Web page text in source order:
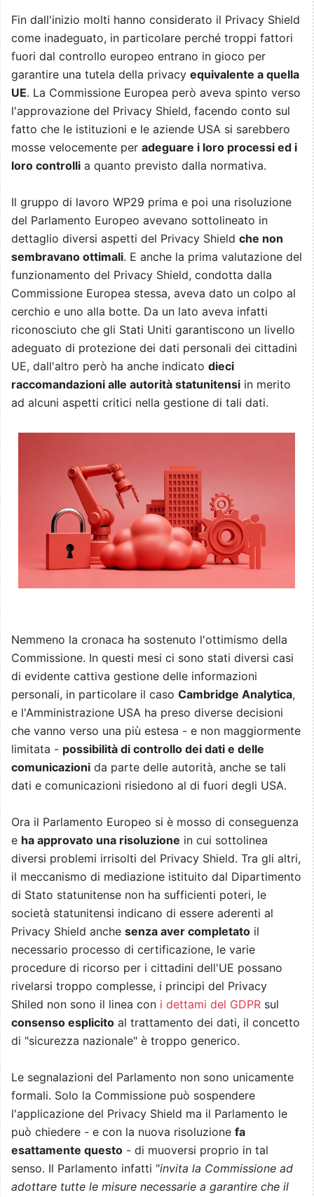
Fin dall'inizio molti hanno considerato il Privacy Shield
come inadeguato, in particolare perché troppi fattori
fuori dal controllo europeo entrano in gioco per
garantire una tutela della privacy equivalente a quella
UE. La Commissione Europea però aveva spinto verso
l'approvazione del Privacy Shield, facendo conto sul
fatto che le istituzioni e le aziende USA si sarebbero
mosse velocemente per adeguare i loro processi ed i
loro controlli a quanto previsto dalla normativa.
Il gruppo di lavoro WP29 prima e poi una risoluzione
del Parlamento Europeo avevano sottolineato in
dettaglio diversi aspetti del Privacy Shield che non
sembravano ottimali. E anche la prima valutazione del
funzionamento del Privacy Shield, condotta dalla
Commissione Europea stessa, aveva dato un colpo al
cerchio e uno alla botte. Da un lato aveva infatti
riconosciuto che gli Stati Uniti garantiscono un livello
adeguato di protezione dei dati personali dei cittadini
UE, dall'altro però ha anche indicato dieci
raccomandazioni alle autorità statunitensi in merito
ad alcuni aspetti critici nella gestione di tali dati.
Nemmeno la cronaca ha sostenuto l'ottimismo della
Commissione. In questi mesi ci sono stati diversi casi
di evidente cattiva gestione delle informazioni
personali, in particolare il caso Cambridge Analytica,
e l'Amministrazione USA ha preso diverse decisioni
che vanno verso una più estesa - e non maggiormente
limitata - possibilità di controllo dei dati e delle
comunicazioni da parte delle autorità, anche se tali
dati e comunicazioni risiedono al di fuori degli USA.
Ora il Parlamento Europeo si è mosso di conseguenza
e ha approvato una risoluzione in cui sottolinea
diversi problemi irrisolti del Privacy Shield. Tra gli altri,
il meccanismo di mediazione istituito dal Dipartimento
di Stato statunitense non ha sufficienti poteri, le
società statunitensi indicano di essere aderenti al
Privacy Shield anche senza aver completato il
necessario processo di certificazione, le varie
procedure di ricorso per i cittadini dell'UE possano
rivelarsi troppo complesse, i principi del Privacy
Shiled non sono il linea con i dettami del GDPR sul
consenso esplicito al trattamento dei dati, il concetto
di "sicurezza nazionale" è troppo generico.
Le segnalazioni del Parlamento non sono unicamente
formali. Solo la Commissione può sospendere
l'applicazione del Privacy Shield ma il Parlamento le
può chiedere - e con la nuova risoluzione fa
esattamente questo - di muoversi proprio in tal
senso. Il Parlamento infatti "invita la Commissione ad
adottare tutte le misure necessarie a garantire che il